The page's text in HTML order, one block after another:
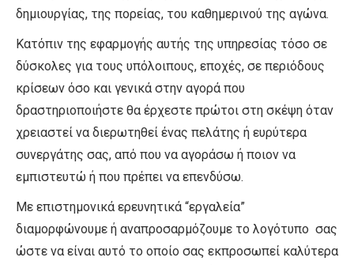
δημιουργίας, της πορείας, του καθημερινού της αγώνα.
Κατόπιν της εφαρμογής αυτής της υπηρεσίας τόσο σε
δύσκολες για τους υπόλοιπους, εποχές, σε περιόδους
κρίσεων όσο και γενικά στην αγορά που
δραστηριοποιήστε θα έρχεστε πρώτοι στη σκέψη όταν
χρειαστεί να διερωτηθεί ένας πελάτης ή ευρύτερα
συνεργάτης σας, από που να αγοράσω ή ποιον να
εμπιστευτώ ή που πρέπει να επενδύσω.
Με επιστημονικά ερευνητικά “εργαλεία”
διαμορφώνουμε ή αναπροσαρμόζουμε το λογότυπο σας
ώστε να είναι αυτό το οποίο σας εκπροσωπεί καλύτερα